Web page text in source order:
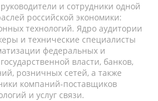
и сотрудники одной
российской экономики:
технологий. Ядро аудитории
и технические специалисты
федеральных и
власти, банков,
розничных сетей, а также
компаний-поставщиков
и услуг связи.